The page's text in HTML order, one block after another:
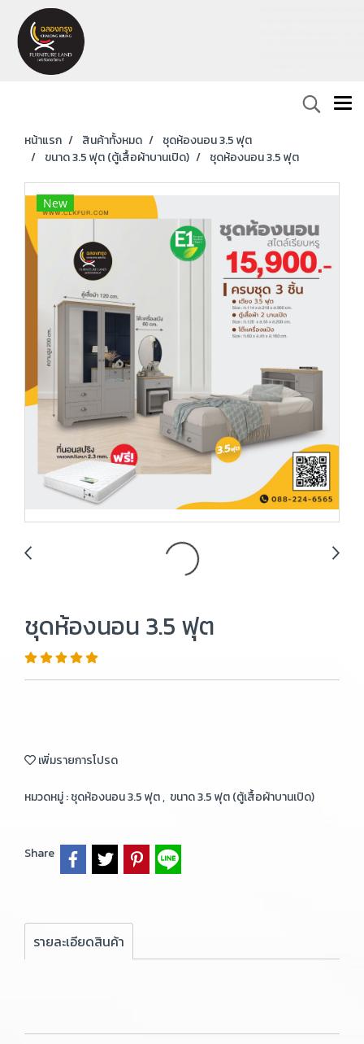
หน้าแรก สินค้าทั้งหมด
ชุดห้องนอน 3.5 ฟุต
ขนาด 3.5 ฟุต (ตู้เสื้อผ้าบานเปิด)
ชุดห้องนอน 3.5 ฟุต
New
ชุดห้องนอน 3.5 ฟุต
เพิ่มรายการโปรด
หมวดหมู่ :ชุดห้องนอน 3.5 ฟุต, ขนาด 3.5 ฟุต (ตู้เสื้อผ้าบานเปิด)
Share
รายละเอียดสินค้า